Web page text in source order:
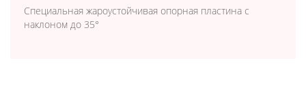
Специальная жароустойчивая опорная пластина с
наклоном до 35°